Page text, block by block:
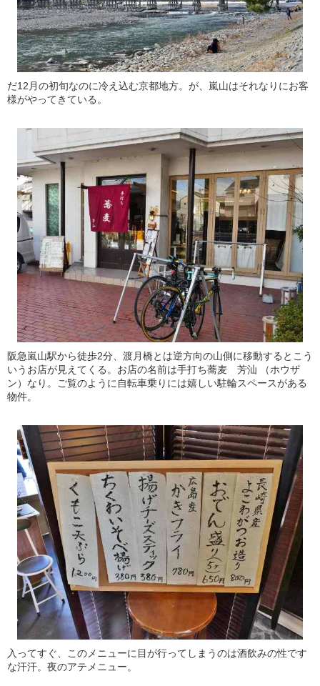
だ12月の初旬なのに冷え込む京都地方。が、嵐山はそれなりにお客
様がやってきている。
阪急嵐山駅から徒歩2分、渡月橋とは逆方向の山側に移動するとこう
いうお店が見えてくる。お店の名前は手打ち蕎麦 芳汕 （ホウザ
ン）なり。ご覧のように自転車乗りには嬉しい駐輪スペースがある
物件。
入ってすぐ、このメニューに目が行ってしまうのは酒飲みの性です
な汗汗。夜のアテメニュー。